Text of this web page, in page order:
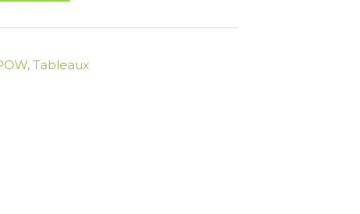
, Tableaux